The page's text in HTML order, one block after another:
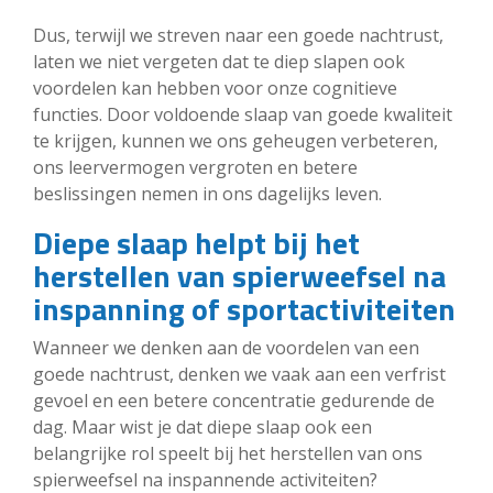
Dus, terwijl we streven naar een goede nachtrust,
laten we niet vergeten dat te diep slapen ook
voordelen kan hebben voor onze cognitieve
functies. Door voldoende slaap van goede kwaliteit
te krijgen, kunnen we ons geheugen verbeteren,
ons leervermogen vergroten en betere
beslissingen nemen in ons dagelijks leven.
Diepe slaap helpt bij het
herstellen van spierweefsel na
inspanning of sportactiviteiten
Wanneer we denken aan de voordelen van een
goede nachtrust, denken we vaak aan een verfrist
gevoel en een betere concentratie gedurende de
dag. Maar wist je dat diepe slaap ook een
belangrijke rol speelt bij het herstellen van ons
spierweefsel na inspannende activiteiten?